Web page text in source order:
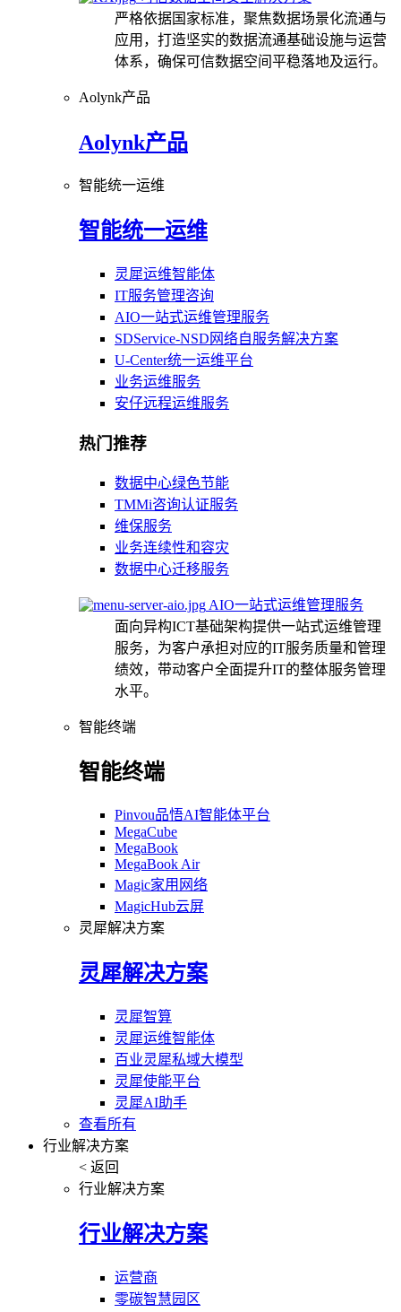
严格依据国家标准，聚焦数据场景化流通与
应用，打造坚实的数据流通基础设施与运营
体系，确保可信数据空间平稳落地及运行。
Aolynk产品
Aolynk产品
智能统一运维
智能统一运维
灵犀运维智能体
IT服务管理咨询
AIO一站式运维管理服务
SDService-NSD网络自服务解决方案
U-Center统一运维平台
业务运维服务
安仔远程运维服务
热门推荐
数据中心绿色节能
TMMi咨询认证服务
维保服务
业务连续性和容灾
数据中心迁移服务
AIO一站式运维管理服务
面向异构ICT基础架构提供一站式运维管理
服务，为客户承担对应的IT服务质量和管理
绩效，带动客户全面提升IT的整体服务管理
水平。
智能终端
智能终端
Pinvou品悟AI智能体平台
MegaCube
MegaBook
MegaBook Air
Magic家用网络
MagicHub云屏
灵犀解决方案
灵犀解决方案
灵犀智算
灵犀运维智能体
百业灵犀私域大模型
灵犀使能平台
灵犀AI助手
查看所有
行业解决方案
< 返回
行业解决方案
行业解决方案
运营商
零碳智慧园区